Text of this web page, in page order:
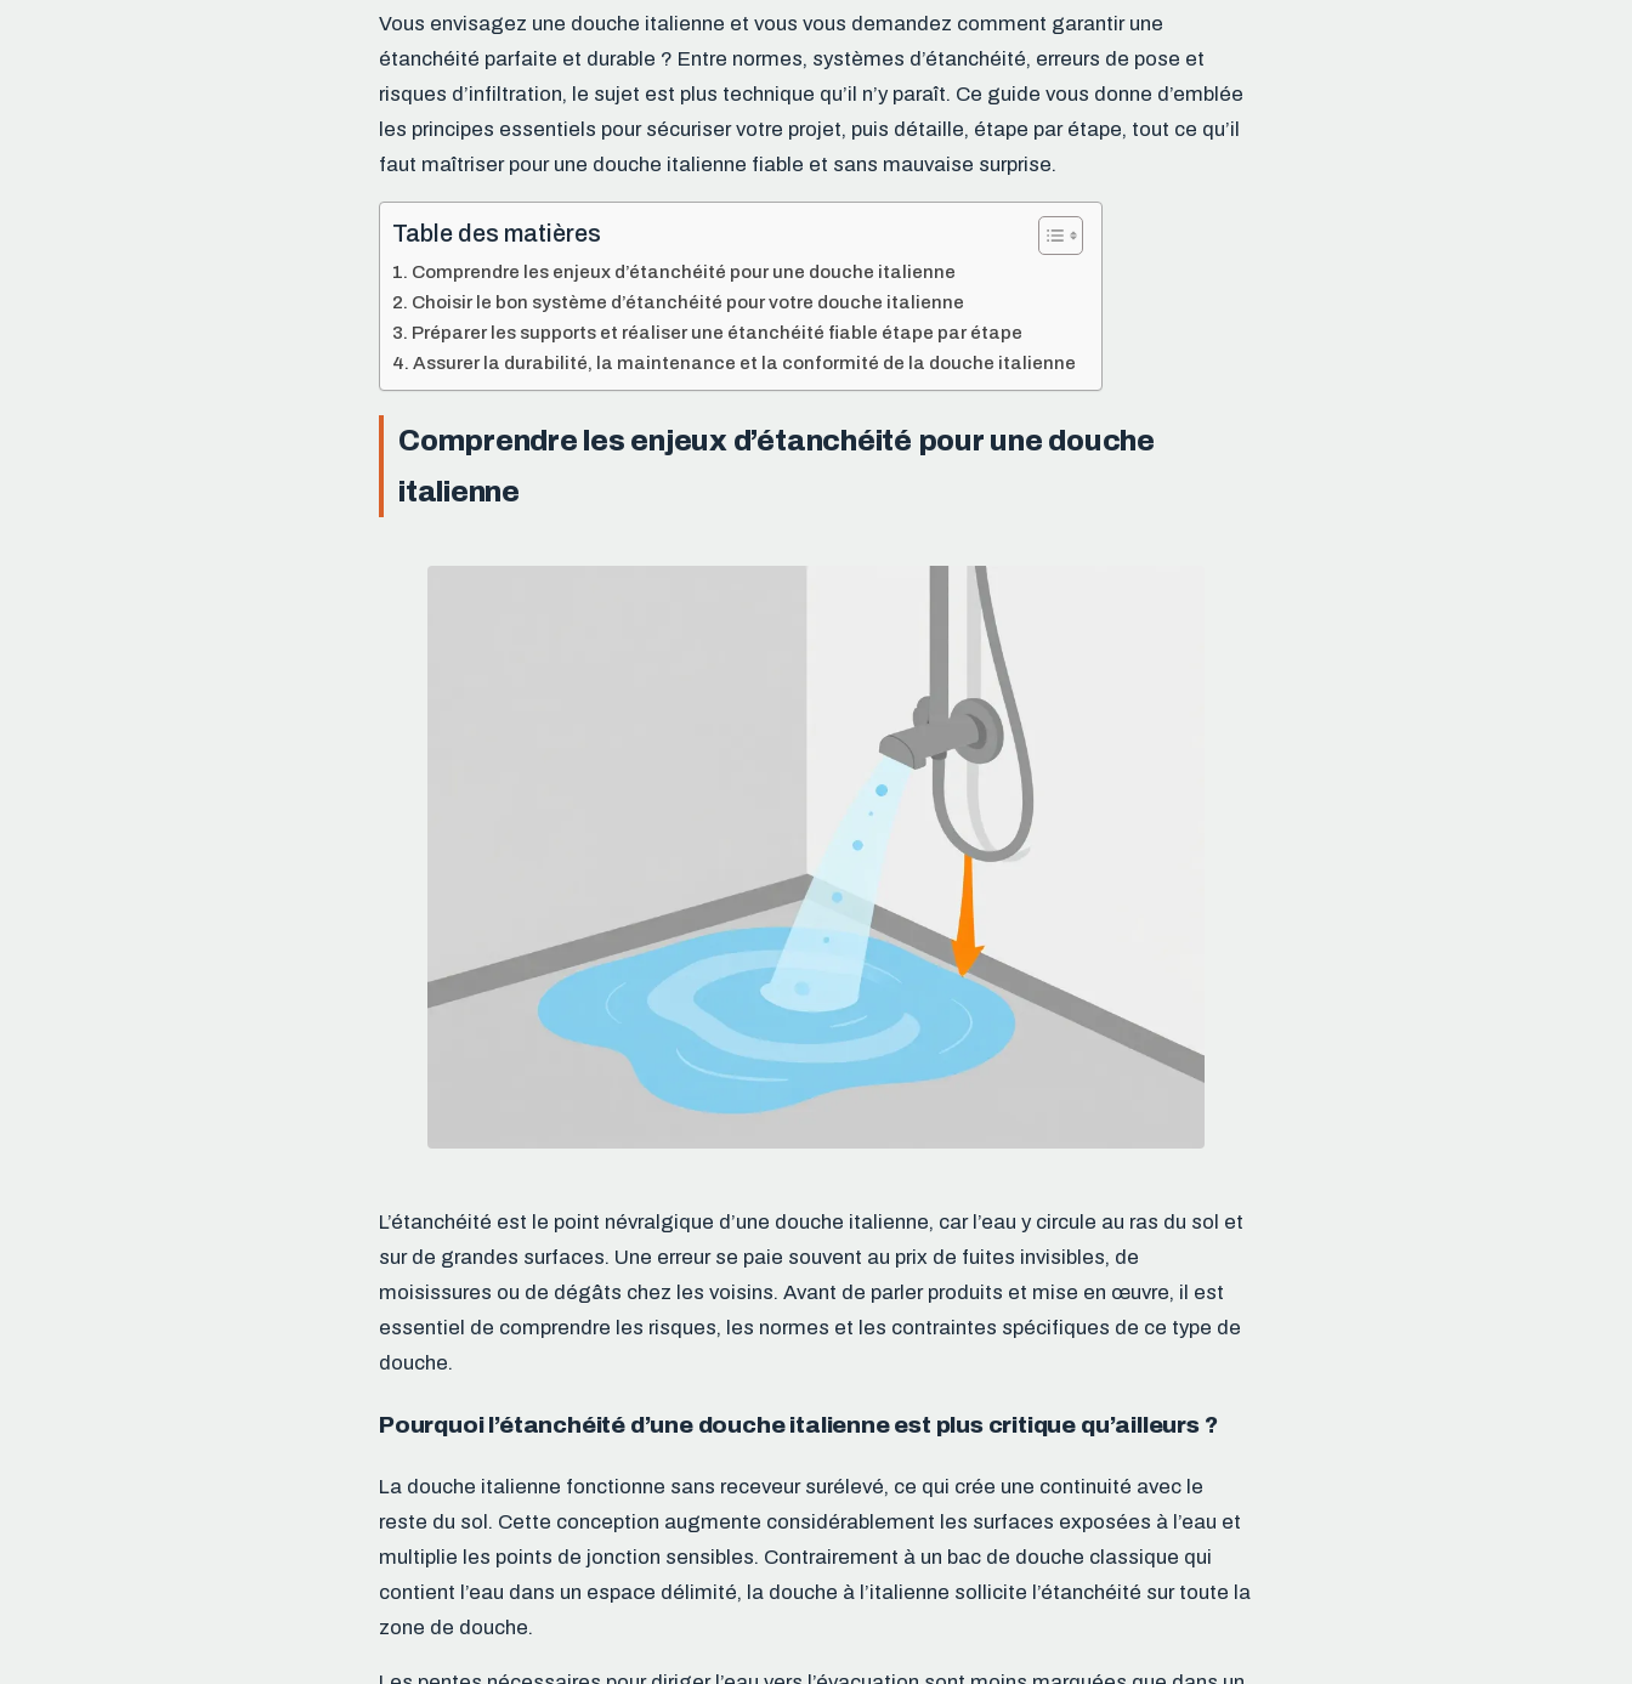
Vous envisagez une douche italienne et vous vous demandez comment garantir une
étanchéité parfaite et durable ? Entre normes, systèmes d’étanchéité, erreurs de pose et
risques d’infiltration, le sujet est plus technique qu’il n’y paraît. Ce guide vous donne d’emblée
les principes essentiels pour sécuriser votre projet, puis détaille, étape par étape, tout ce qu’il
faut maîtriser pour une douche italienne fiable et sans mauvaise surprise.
Table des matières
Comprendre les enjeux d’étanchéité pour une douche italienne
Choisir le bon système d’étanchéité pour votre douche italienne
Préparer les supports et réaliser une étanchéité fiable étape par étape
Assurer la durabilité, la maintenance et la conformité de la douche italienne
Comprendre les enjeux d’étanchéité pour une douche
italienne
L’étanchéité est le point névralgique d’une douche italienne, car l’eau y circule au ras du sol et
sur de grandes surfaces. Une erreur se paie souvent au prix de fuites invisibles, de
moisissures ou de dégâts chez les voisins. Avant de parler produits et mise en œuvre, il est
essentiel de comprendre les risques, les normes et les contraintes spécifiques de ce type de
douche.
Pourquoi l’étanchéité d’une douche italienne est plus critique qu’ailleurs ?
La douche italienne fonctionne sans receveur surélevé, ce qui crée une continuité avec le
reste du sol. Cette conception augmente considérablement les surfaces exposées à l’eau et
multiplie les points de jonction sensibles. Contrairement à un bac de douche classique qui
contient l’eau dans un espace délimité, la douche à l’italienne sollicite l’étanchéité sur toute la
zone de douche.